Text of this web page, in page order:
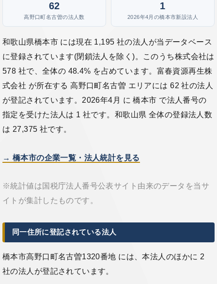
62
高野口町名古曽の法人数
1
2026年4月の橋本市新設法人
和歌山県橋本市 には現在 1,195 社の法人が当データベース
に登録されています(閉鎖法人を除く)。このうち株式会社は
578 社で、全体の 48.4% を占めています。富春資源再生株
式会社 が所在する 高野口町名古曽 エリアには 62 社の法人
が登記されています。2026年4月 に 橋本市 で法人番号の
指定を受けた法人は 1 社です。和歌山県 全体の登録法人数
は 27,375 社です。
→ 橋本市の企業一覧・法人統計を見る
※統計値は国税庁法人番号公表サイト由来のデータを当サ
イトが集計したものです。
同一住所に登記されている法人
橋本市高野口町名古曽1320番地 には、本法人のほかに 2
社の法人が登記されています。